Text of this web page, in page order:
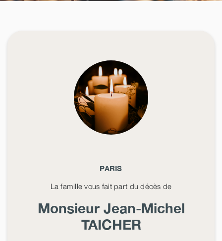
PARIS
La famille vous fait part du décès de
Monsieur Jean-Michel
TAICHER